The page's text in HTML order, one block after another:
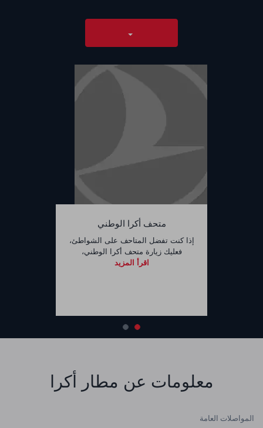
متحف أكرا الوطني
إذا كنت تفضل المتاحف على الشواطئ،
فعليك زيارة متحف أكرا الوطني،
اقرأ المزيد
معلومات عن مطار أكرا
المواصلات العامة